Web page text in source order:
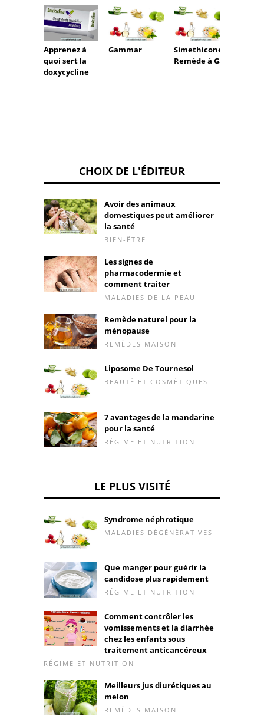
Apprenez à
quoi sert la
doxycycline
Gammar
Simethicone -
Remède à Gaz
CHOIX DE L'ÉDITEUR
Avoir des animaux
domestiques peut améliorer
la santé
BIEN-ÊTRE
Les signes de
pharmacodermie et
comment traiter
MALADIES DE LA PEAU
Remède naturel pour la
ménopause
REMÈDES MAISON
Liposome De Tournesol
BEAUTÉ ET COSMÉTIQUES
7 avantages de la mandarine
pour la santé
RÉGIME ET NUTRITION
LE PLUS VISITÉ
Syndrome néphrotique
MALADIES DÉGÉNÉRATIVES
Que manger pour guérir la
candidose plus rapidement
RÉGIME ET NUTRITION
Comment contrôler les
vomissements et la diarrhée
chez les enfants sous
traitement anticancéreux
RÉGIME ET NUTRITION
Meilleurs jus diurétiques au
melon
REMÈDES MAISON